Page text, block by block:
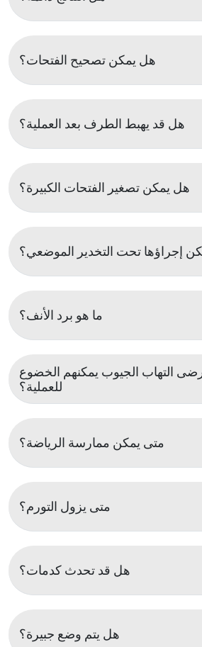
هل يمكن تصحيح الفتحات؟
هل قد يهبط الطرف بعد العملية؟
هل يمكن تصغير الفتحات الكبيرة؟
إجراؤها تحت التخدير الموضعي؟
ما هو برد الأنف؟
التهاب الجيوب يمكنهم الخضوع
للعملية؟
متى يمكن ممارسة الرياضة؟
متى يزول التورم؟
هل قد تحدث كدمات؟
هل يتم وضع جبيرة؟